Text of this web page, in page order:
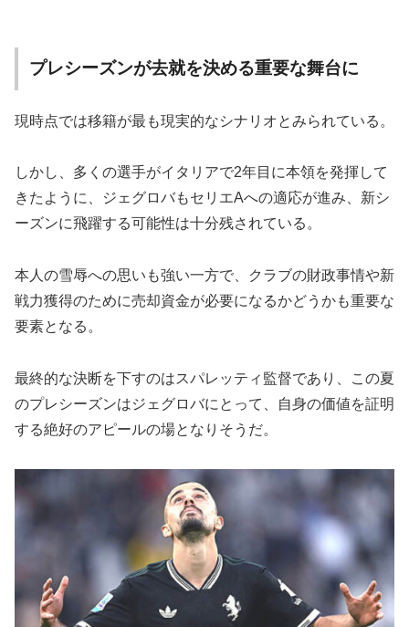
プレシーズンが去就を決める重要な舞台に
現時点では移籍が最も現実的なシナリオとみられている。
しかし、多くの選手がイタリアで2年目に本領を発揮して
きたように、ジェグロバもセリエAへの適応が進み、新シ
ーズンに飛躍する可能性は十分残されている。
本人の雪辱への思いも強い一方で、クラブの財政事情や新
戦力獲得のために売却資金が必要になるかどうかも重要な
要素となる。
最終的な決断を下すのはスパレッティ監督であり、この夏
のプレシーズンはジェグロバにとって、自身の価値を証明
する絶好のアピールの場となりそうだ。